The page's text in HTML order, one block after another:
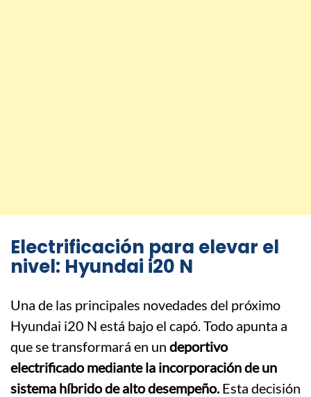
Electrificación para elevar el
nivel: Hyundai i20 N
Una de las principales novedades del próximo
Hyundai i20 N está bajo el capó. Todo apunta a
que se transformará en un deportivo
electrificado mediante la incorporación de un
sistema híbrido de alto desempeño. Esta decisión